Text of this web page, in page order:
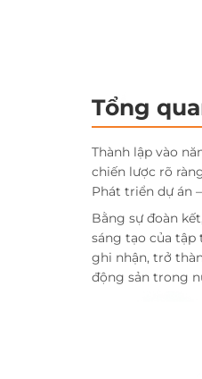
Tổng
Thành lập vào
chiến lược rõ
Phát triển dự án
Bằng sự đoàn
sáng tạo của tập
ghi nhận, trở
động sản trong